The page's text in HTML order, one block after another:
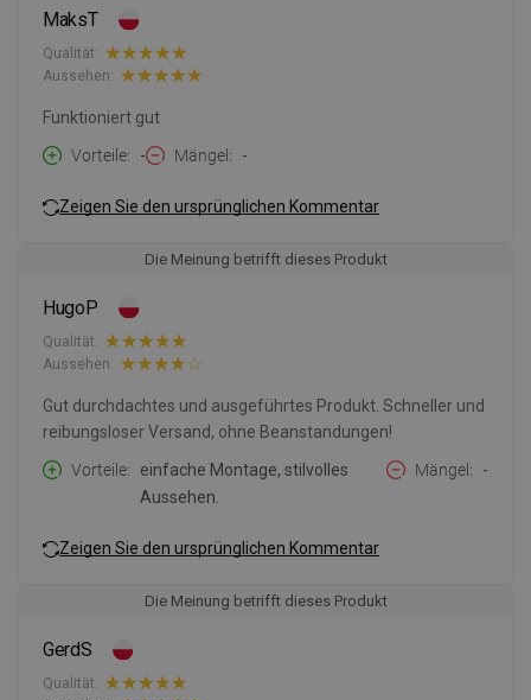
MaksT
Qualität:
Aussehen:
Funktioniert gut
Vorteile
- Mängel -
Zeigen Sie den ursprünglichen Kommentar
Die Meinung betrifft dieses Produkt
HugoP
Qualität:
Aussehen:
Gut durchdachtes und ausgeführtes Produkt. Schneller und
reibungsloser Versand, ohne Beanstandungen!
Vorteile
einfache Montage, stilvolles
Aussehen.
Mängel -
Zeigen Sie den ursprünglichen Kommentar
Die Meinung betrifft dieses Produkt
GerdS
Qualität: